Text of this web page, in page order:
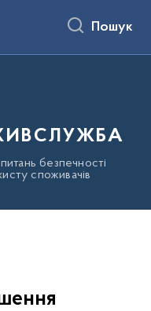
Пошук
безпечності
споживачів